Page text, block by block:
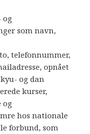
og
som navn,
telefonnummer,
opnået
og dan
kurser,
og
hos nationale
forbund, som